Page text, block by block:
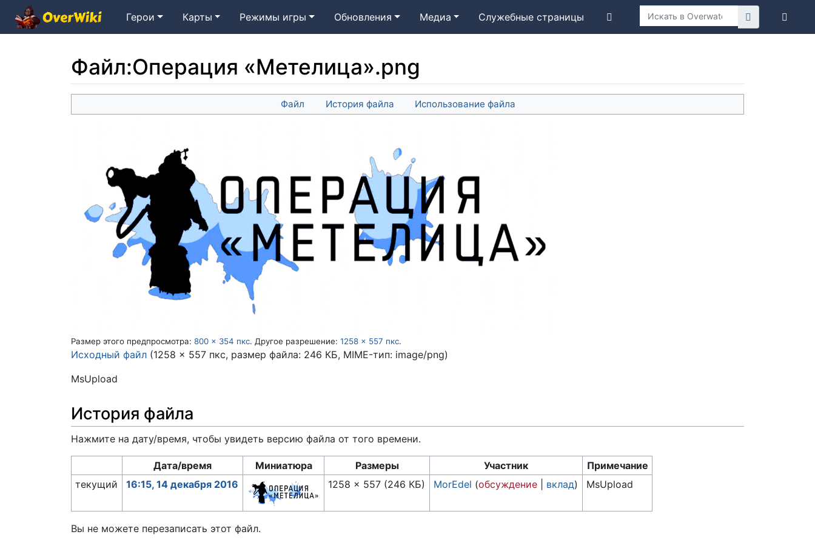
Герои Карты Режимы игры Обновления Медиа Служебные страницы
Файл:Операция «Метелица».png
Файл История файла Использование файла
Размер этого предпросмотра: 800 × 354 пкс. Другое разрешение: 1258 × 557 пкс.
Исходный файл (1258 × 557 пкс, размер файла: 246 КБ, MIME-тип: image/png)
MsUpload
История файла
Нажмите на дату/время, чтобы увидеть версию файла от того времени.
Дата/время Миниатюра Размеры Участник
Примечание
текущий
16:15, 14 декабря 2016 1258 × 557 (246 КБ) MorEdel (обсуждение вклад) MsUpload
Вы не можете перезаписать этот файл.